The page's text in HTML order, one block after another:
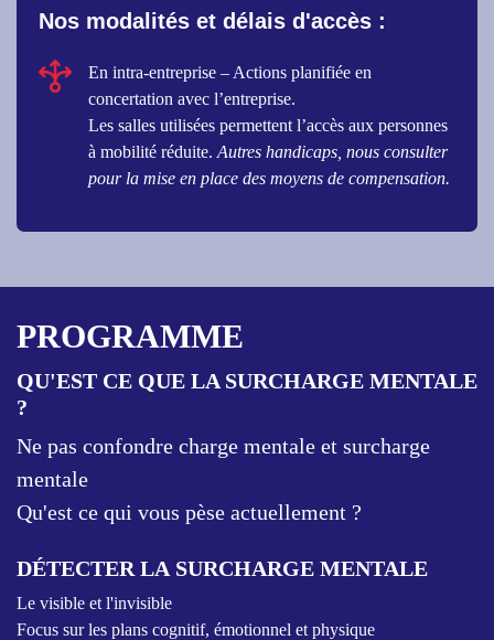
Nos modalités et délais d'accès :
En intra-entreprise – Actions planifiée en
concertation avec l’entreprise.
Les salles utilisées permettent l’accès aux personnes
à mobilité réduite. Autres handicaps, nous consulter
pour la mise en place des moyens de compensation.
PROGRAMME
QU'EST CE QUE LA SURCHARGE MENTALE
?
Ne pas confondre charge mentale et surcharge
mentale
Qu'est ce qui vous pèse actuellement ?
DÉTECTER LA SURCHARGE MENTALE
Le visible et l'invisible
Focus sur les plans cognitif, émotionnel et physique